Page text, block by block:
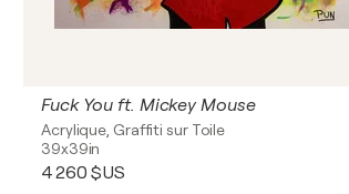
Fuck You ft. Mickey Mouse
Acrylique, Graffiti sur Toile
39x39in
4 260 $US